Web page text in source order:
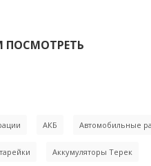
-8%
РК 501
Антенна АШ РК
ПОСМОТРЕТЬ
АКБ Автомобильные
Аккумуляторы Терек